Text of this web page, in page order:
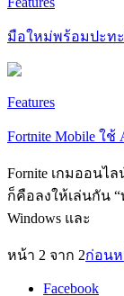
มือใหม่พร้อมปะทะ
Features
Fortnite Mobile ใ
Fornite เกมออนไ
ก็คือลงให้เล่นกัน “
Windows และ
หน้า 2 จาก 2ก่อน
Facebook